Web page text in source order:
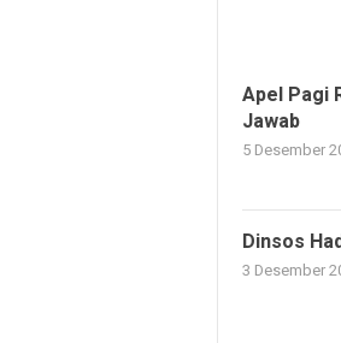
Apel Pagi
Jawab
5 Desember
Dinsos
3 Desember